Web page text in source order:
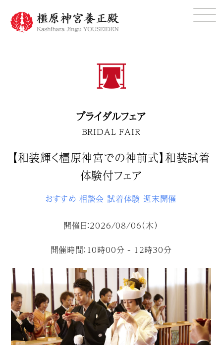
ブライダルフェア
BRIDAL FAIR
【和装輝く橿原神宮での神前式】和装試着
体験付フェア
おすすめ 相談会 試着体験 週末開催
開催日：2026/08/06（木）
開催時間：10時00分 - 12時30分